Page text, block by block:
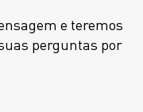
e teremos
perguntas por